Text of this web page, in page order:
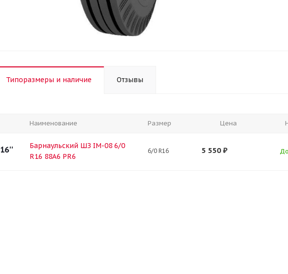
Типоразмеры и наличие Отзывы
Наименование Размер Цена
16''
Барнаульский ШЗ IM-08 6/0
R16 88A6 PR6
6/0 R16 5 550 ₽